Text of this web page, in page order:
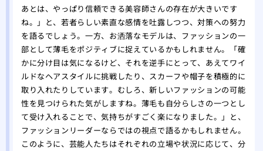
あとは、やっぱり信頼できる美容師さんの存在が大きいです
ね。」と、若者らしい素直な感情を吐露しつつ、対策への努力
を語るでしょう。一方、お洒落なモデルは、ファッションの一
部として薄毛をポジティブに捉えているかもしれません。「確
かに分け目は気になるけど、それを逆手にとって、あえてワイ
ルドなヘアスタイルに挑戦したり、スカーフや帽子を積極的に
取り入れたりしています。むしろ、新しいファッションの可能
性を見つけられた気がしますね。薄毛も自分らしさの一つとし
て受け入れることで、気持ちがすごく楽になりました。」と、
ファッションリーダーならではの視点で語るかもしれません。
このように、芸能人たちはそれぞれの立場や状況に応じて、分